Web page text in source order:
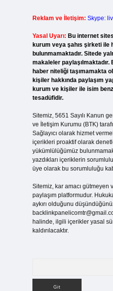
Reklam ve İletişim: Skype:
Yasal Uyarı: Bu internet
kurum veya şahıs şirketi ile
bulunmamaktadır. Sitede
makaleler
haber niteliği taşımamakta
kişiler hakkında paylaşım
kurum ve kişiler ile isim
tesadüfidir.
Sitemiz, 5651 Sayılı Kanun
ve İletişim Kurumu (BTK)
Sağlayıcı olarak hizmet
içerikleri proaktif olarak
yükümlülüğümüz
yazdıkları içeriklerin
üye olarak bu sorumluluğu
Sitemiz, kar amacı gütmeyen
paylaşım platformudur.
aykırı olduğunu
halinde, ilgili içerikler yasal
kaldırılacaktır.